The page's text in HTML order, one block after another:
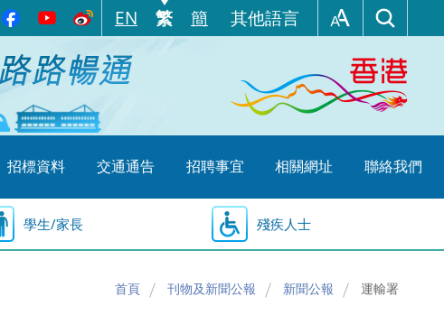
EN 繁 簡 其他語言
招標資料 交通通告 招聘事宜 相關網址 聯絡我們
學生/家長 殘疾人士
首頁 刊物及新聞公報 新聞公報 運輸署